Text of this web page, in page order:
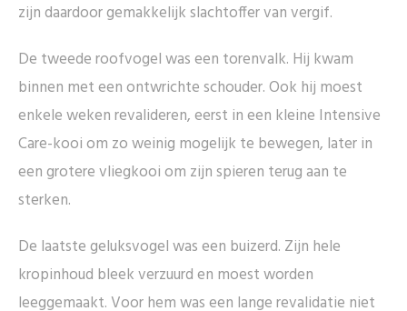
zijn daardoor gemakkelijk slachtoffer van vergif.
De tweede roofvogel was een torenvalk. Hij kwam
binnen met een ontwrichte schouder. Ook hij moest
enkele weken revalideren, eerst in een kleine Intensive
Care-kooi om zo weinig mogelijk te bewegen, later in
een grotere vliegkooi om zijn spieren terug aan te
sterken.
De laatste geluksvogel was een buizerd. Zijn hele
kropinhoud bleek verzuurd en moest worden
leeggemaakt. Voor hem was een lange revalidatie niet